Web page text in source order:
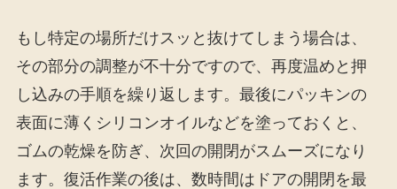
もし特定の場所だけスッと抜けてしまう場合は、
その部分の調整が不十分ですので、再度温めと押
し込みの手順を繰り返します。最後にパッキンの
表面に薄くシリコンオイルなどを塗っておくと、
ゴムの乾燥を防ぎ、次回の開閉がスムーズになり
ます。復活作業の後は、数時間はドアの開閉を最